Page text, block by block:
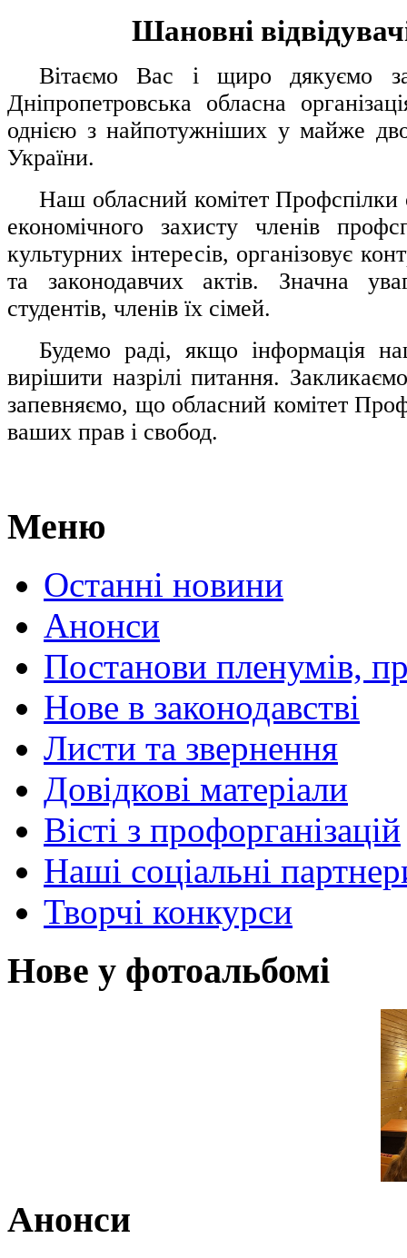
Шановні
Вітаємо Вас і щиро дякуємо за
Дніпропетровська обласна
однією з найпотужніших у майже
України.
Наш обласний комітет Профспілки
економічного захисту членів
культурних інтересів, організовує
та законодавчих актів. Значна
студентів, членів їх сімей.
Будемо раді, якщо інформація
вирішити назрілі питання.
запевняємо, що обласний комітет
ваших прав і свобод.
Меню
Останні новини
Анонси
Постанови пленумів,
Нове в законодавстві
Листи та звернення
Довідкові матеріали
Вісті з профорганізацій
Наші соціальні
Творчі конкурси
Нове у фотоальбомі
Анонси